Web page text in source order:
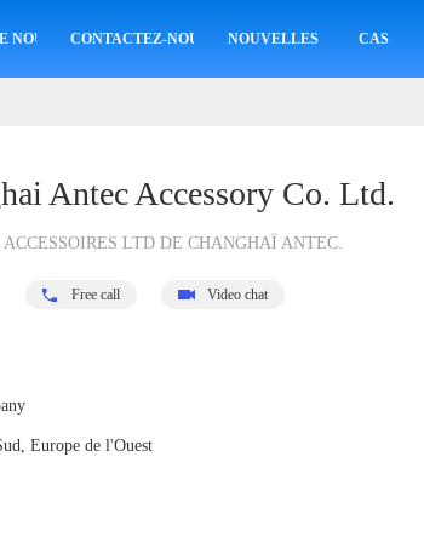
NOUS CONTACTEZ-NOUS NOUVELLES CAS
Antec Accessory Co. Ltd.
ACCESSOIRES LTD DE CHANGHAÏ ANTEC.
Free call Video chat
Europe de l'Ouest